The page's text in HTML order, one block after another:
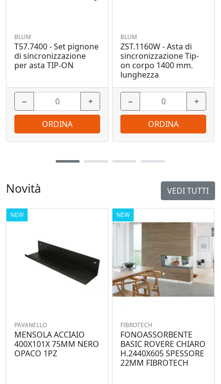
Novità VEDI TUTTI
NEW
PAVANELLO
MENSOLA ACCIAIO
400X101X 75MM NERO
OPACO 1PZ
NEW
FIBROTECH
FONOASSORBENTE
BASIC ROVERE CHIARO
H.2440X605 SPESSORE
22MM FIBROTECH
BLUM
T57.7400 - Set pignone
di sincronizzazione
per asta TIP-ON
− +
ORDINA
BLUM
ZST.1160W - Asta di
sincronizzazione Tip-
on corpo 1400 mm.
lunghezza
− +
ORDINA